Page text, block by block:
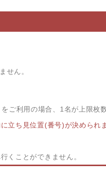
せん。
ご利用の場合、1名が上限枚
立ち見位置(番号)が決められ
くことができません。